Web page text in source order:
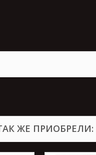
ЖЕ ПРИОБРЕЛИ: